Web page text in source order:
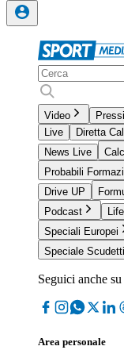
Video
Live
Diretta
News Live
Probabili
Drive UP
Podcast
Speciali Europei
Speciale Scudetti
Seguici anche su
Area personale